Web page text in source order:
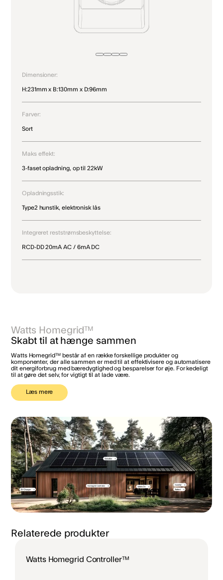
Dimensioner:
H:231mm x B:130mm x D:96mm
Farver:
Sort
Maks effekt:
3-faset opladning, op til 22kW
Opladningsstik:
Type2 hunstik, elektronisk lås
Integreret reststrømsbeskyttelse:
RCD-DD 20mA AC / 6mA DC
Watts Homegrid™
Skabt til at hænge sammen
Watts Homegrid™ består af en række forskellige produkter og
komponenter, der alle sammen er med til at effektivisere og automatisere
dit energiforbrug med bæredygtighed og besparelser for øje. For kedeligt
til at gøre det selv, for vigtigt til at lade være.
Læs mere
Relaterede produkter
Watts Homegrid Controller™